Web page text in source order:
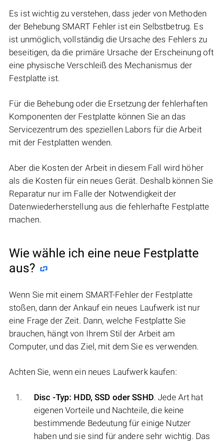
Es ist wichtig zu verstehen, dass jeder von Methoden
der Behebung SMART Fehler ist ein Selbstbetrug. Es
ist unmöglich, vollständig die Ursache des Fehlers zu
beseitigen, da die primäre Ursache der Erscheinung oft
eine physische Verschleiß des Mechanismus der
Festplatte ist.
Für die Behebung oder die Ersetzung der fehlerhaften
Komponenten der Festplatte können Sie an das
Servicezentrum des speziellen Labors für die Arbeit
mit der Festplatten wenden.
Aber die Kosten der Arbeit in diesem Fall wird höher
als die Kosten für ein neues Gerät. Deshalb können Sie
Reparatur nur im Falle der Notwendigkeit der
Datenwiederherstellung aus die fehlerhafte Festplatte
machen.
Wie wähle ich eine neue Festplatte
aus?
Wenn Sie mit einem SMART-Fehler der Festplatte
stoßen, dann der Ankauf ein neues Laufwerk ist nur
eine Frage der Zeit. Dann, welche Festplatte Sie
brauchen, hängt von Ihrem Stil der Arbeit am
Computer, und das Ziel, mit dem Sie es verwenden.
Achten Sie, wenn ein neues Laufwerk kaufen:
Disc -Typ: HDD, SSD oder SSHD. Jede Art hat
eigenen Vorteile und Nachteile, die keine
bestimmende Bedeutung für einige Nutzer
haben und sie sind für andere sehr wichtig. Das